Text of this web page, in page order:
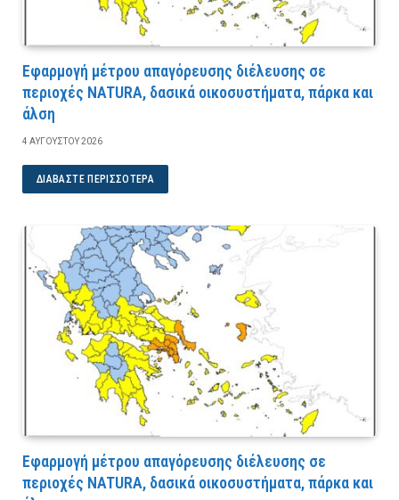
Εφαρμογή μέτρου απαγόρευσης διέλευσης σε
περιοχές NATURA, δασικά οικοσυστήματα, πάρκα και
άλση
4 ΑΥΓΟΎΣΤΟΥ 2026
ΔΙΑΒΆΣΤΕ ΠΕΡΙΣΣΌΤΕΡΑ
Εφαρμογή μέτρου απαγόρευσης διέλευσης σε
περιοχές NATURA, δασικά οικοσυστήματα, πάρκα και